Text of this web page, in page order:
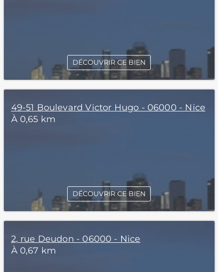
DÉCOUVRIR CE BIEN
49-51 Boulevard Victor Hugo - 06000 - Nice
À 0,65 km
DÉCOUVRIR CE BIEN
2, rue Deudon - 06000 - Nice
À 0,67 km